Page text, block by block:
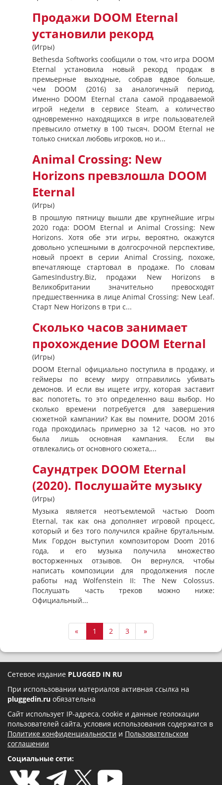
Продажи DOOM Eternal
установили рекорд
(Игры)
Bethesda Softworks сообщили о том, что игра DOOM
Eternal установила новый рекорд продаж в
премьерные выходные, собрав вдвое больше,
чем DOOM (2016) за аналогичный период.
Именно DOOM Eternal стала самой продаваемой
игрой недели в сервисе Steam, а количество
одновременно находящихся в игре пользователей
превысило отметку в 100 тысяч. DOOM Eternal не
только снискал любовь игроков, но и...
Animal Crossing: New
Horizons превзлошла DOOM
Eternal
(Игры)
В прошлую пятницу вышли две крупнейшие игры
2020 года: DOOM Eternal и Animal Crossing: New
Horizons. Хотя обе эти игры, вероятно, окажутся
довольно успешными в долгосрочной перспективе,
новый проект в серии Animal Crossing, похоже,
впечатляюще стартовал в продаже. По словам
GamesIndustry.Biz, продажи New Horizons в
Великобритании значительно превосходят
предшественника в лице Animal Crossing: New Leaf.
Старт New Horizons в три с...
Сколько часов занимает
прохождение DOOM Eternal
(Игры)
DOOM Eternal официально поступила в продажу, и
геймеры по всему миру отправились убивать
демонов. И если вы ищете игру, которая заставит
вас попотеть, то это определенно ваш выбор. Но
сколько времени потребуется для завершения
сюжетной кампании? Как вы помните, DOOM 2016
года проходилась примерно за 12 часов, но это
была лишь основная кампания. Если вы
отвлекались от основного сюжета,...
Саундтрек DOOM Eternal
(2020). Послушайте музыку
(Игры)
Музыка является неотъемлемой частью Doom
Eternal, так как она дополняет игровой процесс,
который и без того получился крайне брутальным.
Мик Гордон выступил композитором Doom 2016
года, и его музыка получила множество
восторженных отзывов. Он вернулся, чтобы
написать композиции для продолжения после
работы над Wolfenstein II: The New Colossus.
Послушать часть треков можно ниже:
Официальный...
« 1 2 3 »
Сетевое издание PLUGGED IN RU
При использовании материалов активная ссылка на
pluggedin.ru обязательна
Сайт использует IP-адреса, cookie и данные геолокации
пользователей сайта, условия использования содержатся в
Политике конфиденциальности и Пользовательском
соглашении
Социальные сети: